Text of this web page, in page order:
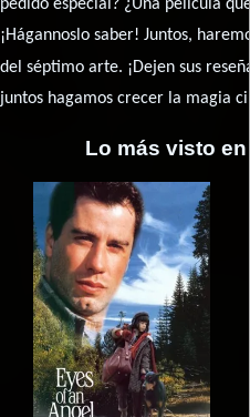
pedido especial? ¿Una película
¡Hágannoslo saber! Juntos,
del séptimo arte. ¡Dejen sus
juntos hagamos crecer la magia
Lo más visto en